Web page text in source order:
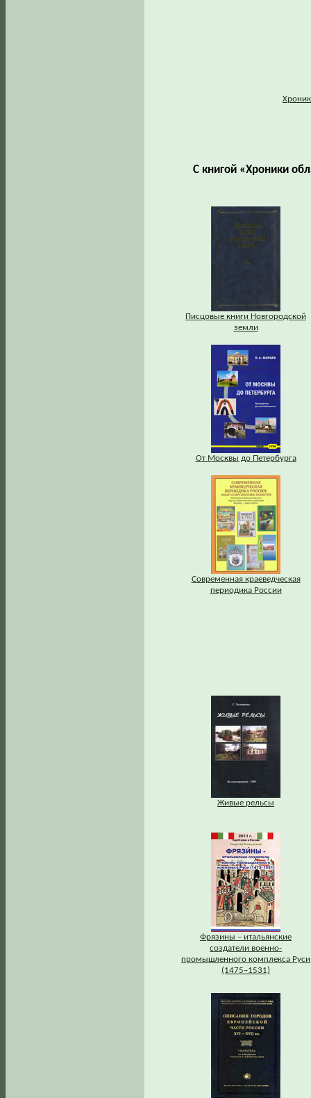
С книгой «Хроники
Писцовые книги Новгородской
земли
От Москвы до Петербурга
Современная краеведческая
периодика России
Живые рельсы
Фрязины – итальянские
создатели военно-
промышленного комплекса Руси
(1475–1531)